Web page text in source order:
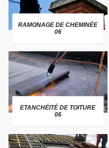
RAMONAGE DE CHEMINÉE
06
ETANCHÉITÉ DE TOITURE
06